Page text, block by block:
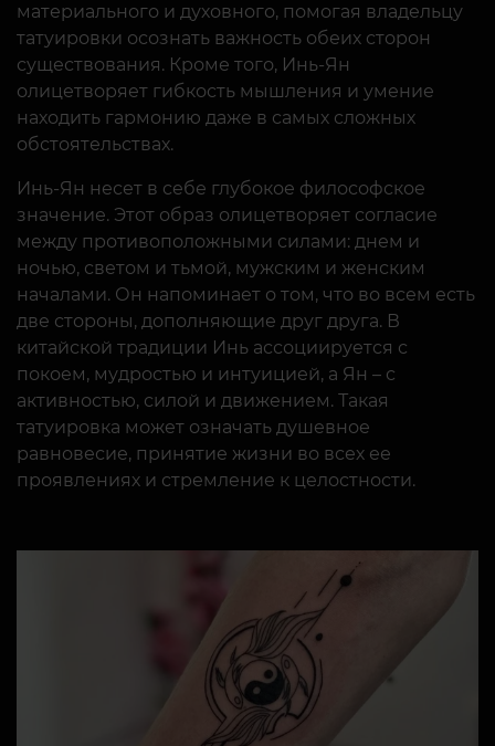
материального и духовного, помогая владельцу
татуировки осознать важность обеих сторон
существования. Кроме того, Инь-Ян
олицетворяет гибкость мышления и умение
находить гармонию даже в самых сложных
обстоятельствах.
Инь-Ян несет в себе глубокое философское
значение. Этот образ олицетворяет согласие
между противоположными силами: днем и
ночью, светом и тьмой, мужским и женским
началами. Он напоминает о том, что во всем есть
две стороны, дополняющие друг друга. В
китайской традиции Инь ассоциируется с
покоем, мудростью и интуицией, а Ян – с
активностью, силой и движением. Такая
татуировка может означать душевное
равновесие, принятие жизни во всех ее
проявлениях и стремление к целостности.